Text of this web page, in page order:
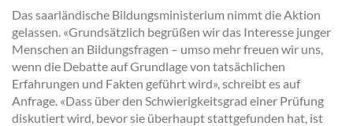
Das saarländische Bildungsministerium nimmt die Aktion
gelassen. «Grundsätzlich begrüßen wir das Interesse junger
Menschen an Bildungsfragen – umso mehr freuen wir uns,
wenn die Debatte auf Grundlage von tatsächlichen
Erfahrungen und Fakten geführt wird», schreibt es auf
Anfrage. «Dass über den Schwierigkeitsgrad einer Prüfung
diskutiert wird, bevor sie überhaupt stattgefunden hat, ist